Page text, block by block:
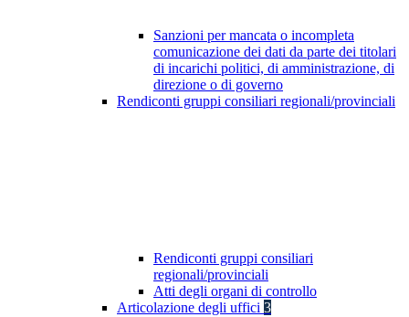
Sanzioni per mancata o incompleta
comunicazione dei dati da parte dei titolari
di incarichi politici, di amministrazione, di
direzione o di governo
Rendiconti gruppi consiliari regionali/provinciali
Rendiconti gruppi consiliari
regionali/provinciali
Atti degli organi di controllo
Articolazione degli uffici 3